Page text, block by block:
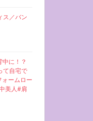
ス／バン
に！？
て自宅で
ームロー
美人#肩